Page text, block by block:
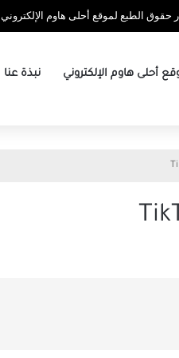
حقوق الطبع لموقع أحلى هاوم الإلكتروني
أحلى هاوم الإلكتروني نبذة عنا